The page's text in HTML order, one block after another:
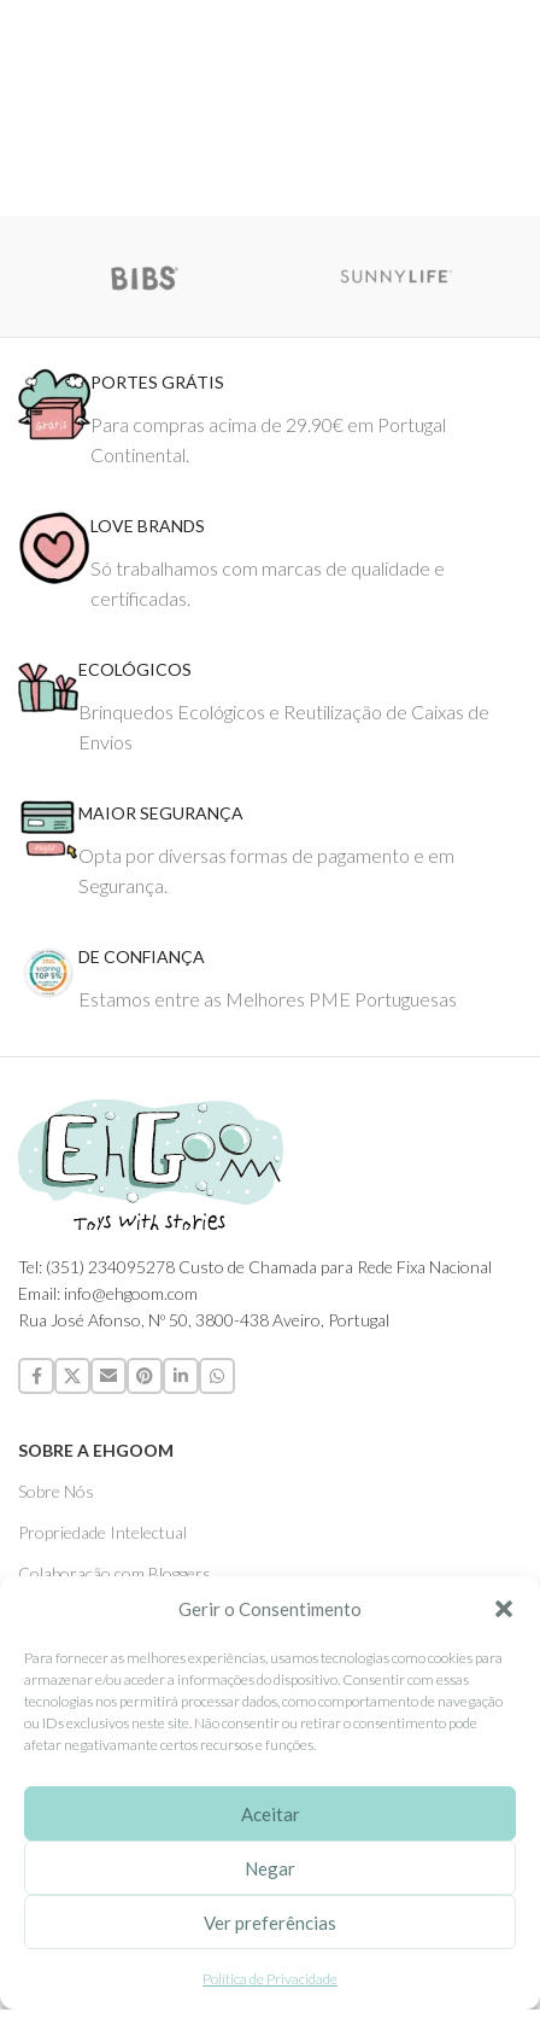
Gerir o Consentimento
Para fornecer as melhores experiências, usamos tecnologias como cookies para
armazenar e/ou aceder a informações do dispositivo. Consentir com essas
tecnologias nos permitirá processar dados, como comportamento de navegação
ou IDs exclusivos neste site. Não consentir ou retirar o consentimento pode
afetar negativamante certos recursos e funções.
Aceitar
Negar
Ver preferências
Política de Privacidade
PORTES GRÁTIS
Para compras acima de 29.90€ em Portugal
Continental.
LOVE BRANDS
Só trabalhamos com marcas de qualidade e
certificadas.
ECOLÓGICOS
Brinquedos Ecológicos e Reutilização de Caixas de
Envios
MAIOR SEGURANÇA
Opta por diversas formas de pagamento e em
Segurança.
DE CONFIANÇA
Estamos entre as Melhores PME Portuguesas
Tel: (351) 234095278 Custo de Chamada para Rede Fixa Nacional
Email: info@ehgoom.com
Rua José Afonso, Nº 50, 3800-438 Aveiro, Portugal
SOBRE A EHGOOM
Sobre Nós
Propriedade Intelectual
Colaboração com Bloggers
Listas de Aniversário e Babyshower
CONDIÇÕES GERAIS
Politica de Privacidade